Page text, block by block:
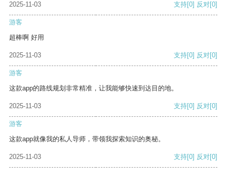
2025-11-03 支持[0] 反对[0]
游客
超棒啊 好用
2025-11-03 支持[0] 反对[0]
游客
这款app的路线规划非常精准，让我能够快速到达目的地。
2025-11-03 支持[0] 反对[0]
游客
这款app就像我的私人导师，带领我探索知识的奥秘。
2025-11-03 支持[0] 反对[0]